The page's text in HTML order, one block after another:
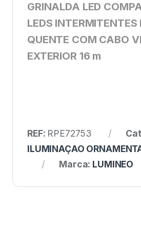
GRINALDA LED
LEDS
QUENTE COM CABO
EXTERIOR 16 m
REF: RPE72753
ILUMINAÇAO
Marca: LUMINEO